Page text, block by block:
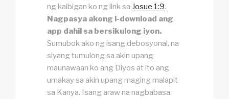
ng kaibigan ko ng link sa Josue 1:9.
Nagpasya akong i-download ang
app dahil sa bersikulong iyon.
Sumubok ako ng isang debosyonal, na
siyang tumulong sa akin upang
maunawaan ko ang Diyos at ito ang
umakay sa akin upang maging malapit
sa Kanya. Isang araw na nagbabasa